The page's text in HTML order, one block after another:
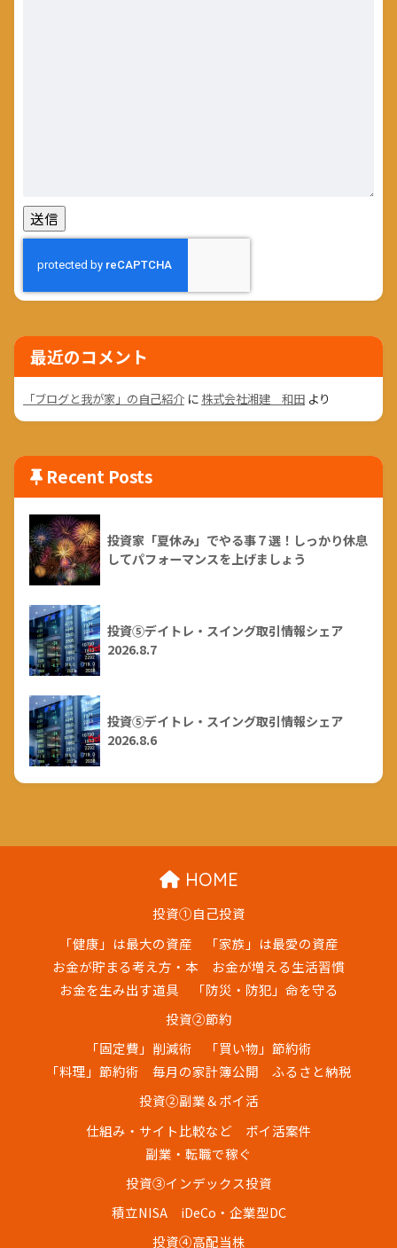
最近のコメント
「ブログと我が家」の自己紹介 に 株式会社湘建 和田 より
Recent Posts
投資家「夏休み」でやる事７選！しっかり休息
してパフォーマンスを上げましょう
投資⑤デイトレ・スイング取引情報シェア
2026.8.7
投資⑤デイトレ・スイング取引情報シェア
2026.8.6
HOME
投資①自己投資
「健康」は最大の資産
「家族」は最愛の資産
お金が貯まる考え方・本
お金が増える生活習慣
お金を生み出す道具
「防災・防犯」命を守る
投資②節約
「固定費」削減術
「買い物」節約術
「料理」節約術
毎月の家計簿公開
ふるさと納税
投資②副業＆ポイ活
仕組み・サイト比較など
ポイ活案件
副業・転職で稼ぐ
投資③インデックス投資
積立NISA
iDeCo・企業型DC
投資④高配当株